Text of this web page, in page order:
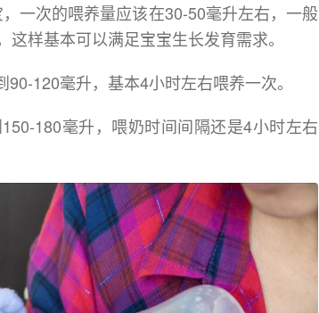
一次的喂养量应该在30-50毫升左右，一般
样基本可以满足宝宝生长发育需求。
120毫升，基本4小时左右喂养一次。
180毫升，喂奶时间间隔还是4小时左右